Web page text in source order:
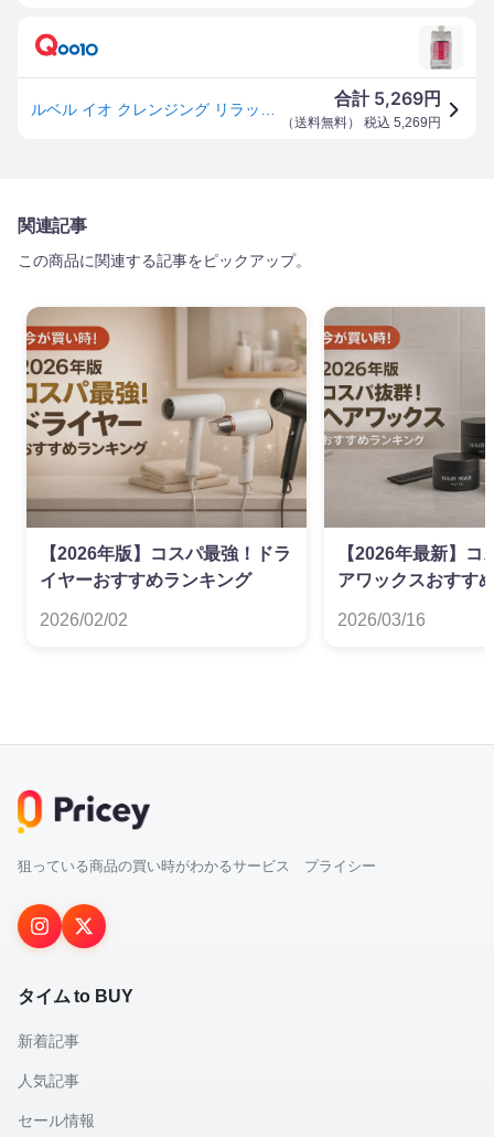
合計 5,269円
（送料無料） 税込 5,269 円
関連記事
この商品に関連する記事をピックアップ。
【2026年版】コスパ最強！ドラ
イヤーおすすめランキング
2026/02/02
【2026年最新】コ
アワックスおすす
2026/03/16
狙っている商品の買い時がわかるサービス プライシー
タイム to BUY
新着記事
人気記事
セール情報